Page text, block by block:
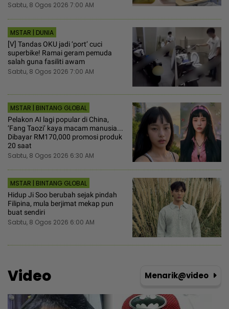
Sabtu, 8 Ogos 2026 7:00 AM
MSTAR | DUNIA
[V] Tandas OKU jadi ‘port’ cuci
superbike! Ramai geram pemuda
salah guna fasiliti awam
Sabtu, 8 Ogos 2026 7:00 AM
MSTAR | BINTANG GLOBAL
Pelakon AI lagi popular di China,
‘Fang Taozi’ kaya macam manusia...
Dibayar RM170,000 promosi produk
20 saat
Sabtu, 8 Ogos 2026 6:30 AM
MSTAR | BINTANG GLOBAL
Hidup Ji Soo berubah sejak pindah
Filipina, mula berjimat mekap pun
buat sendiri
Sabtu, 8 Ogos 2026 6:00 AM
Video Menarik@video